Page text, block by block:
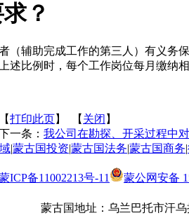
？
（辅助完成工作的第三人）有义务
述比例时，每个工作岗位每月缴纳
打印此页 】 【 关闭 】
一条： 我公司在勘探、开采过程中
蒙古国投资 蒙古国法务 蒙古国商务
蒙ICP备11002213号-11 蒙公网安备
蒙古国地址： 乌兰巴托市汗乌